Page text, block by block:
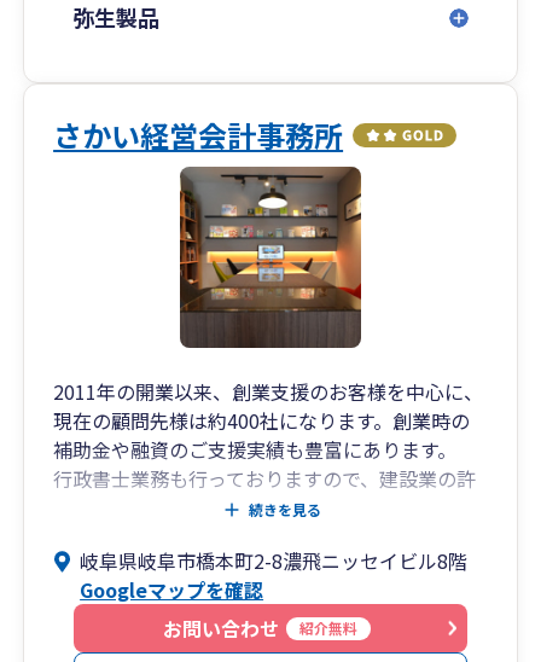
弥生製品
さかい経営会計事務所
2011年の開業以来、創業支援のお客様を中心に、
現在の顧問先様は約400社になります。創業時の
補助金や融資のご支援実績も豊富にあります。
行政書士業務も行っておりますので、建設業の許
認可関係のご支援も可能です。
業務効率化のサポートを積極的に行っています
続きを見る
岐阜県岐阜市橋本町2-8濃飛ニッセイビル8階
Googleマップを確認
お問い合わせ
紹介無料